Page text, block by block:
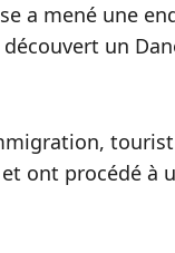
a mené une
un
ont procédé à